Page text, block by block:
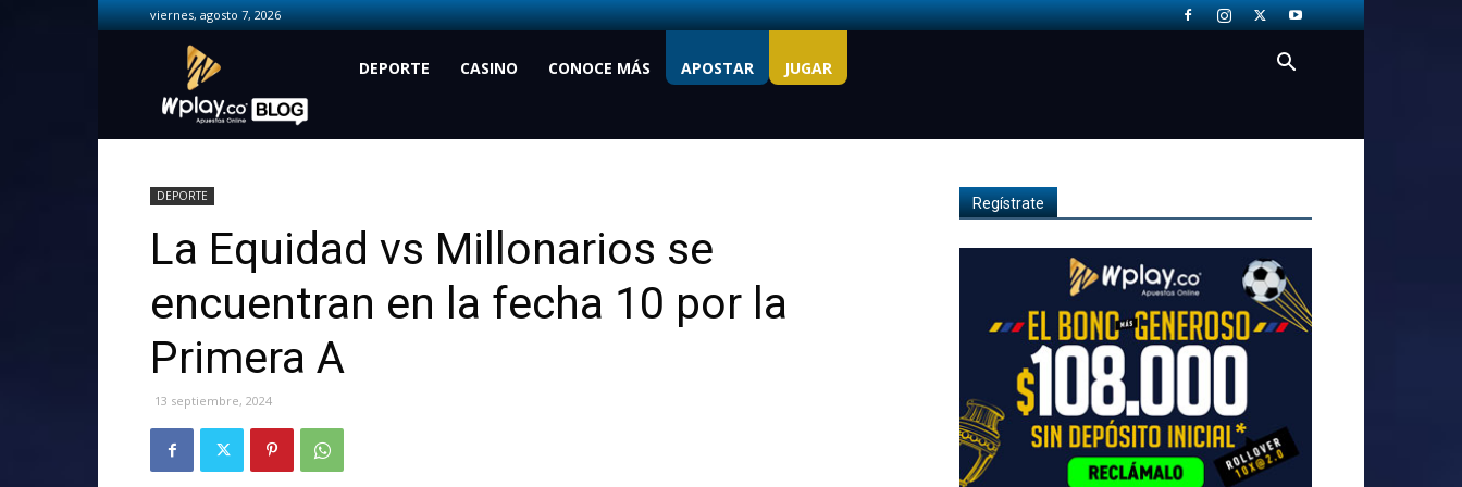
viernes, agosto 7, 2026
Wplay.co
DEPORTE CASINO CONOCE MÁS APOSTAR JUGAR
DEPORTE
La Equidad vs Millonarios se
encuentran en la fecha 10 por la
Primera A
13 septiembre, 2024
Regístrate